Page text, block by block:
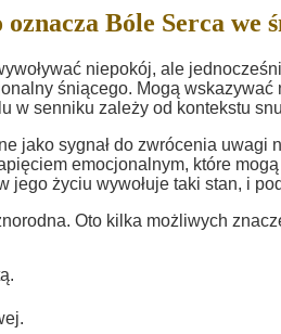
oznacza Bóle Serca we
niepokój, ale
śniącego. Mogą
w senniku zależy od kontekstu
jako sygnał do zwrócenia uwagi
emocjonalnym, które
życiu wywołuje taki stan, i
Oto kilka możliwych